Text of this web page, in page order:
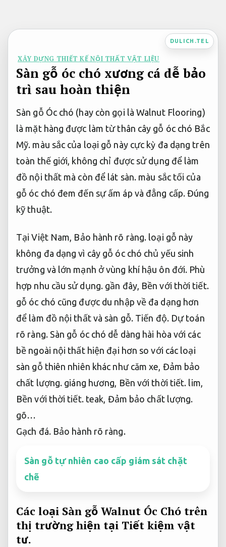
nội
dung
DULICH.TEL
XÂY DỰNG THIẾT KẾ NỘI THẤT VẬT LIỆU
Sàn gỗ óc chó xương cá dễ bảo
trì sau hoàn thiện
Sàn gỗ Óc chó (hay còn gọi là Walnut Flooring)
là mặt hàng được làm từ thân cây gỗ óc chó Bắc
Mỹ. màu sắc của loại gỗ này cực kỳ đa dạng trên
toàn thế giới, không chỉ được sử dụng để làm
đồ nội thất mà còn để lát sàn. màu sắc tối của
gỗ óc chó đem đến sự ấm áp và đẳng cấp.Đúng
kỹ thuật.
Tại Việt Nam, Bảo hành rõ ràng. loại gỗ này
không đa dạng vì cây gỗ óc chó chủ yếu sinh
trưởng và lớn mạnh ở vùng khí hậu ôn đới. Phù
hợp nhu cầu sử dụng. gần đây, Bền với thời tiết.
gỗ óc chó cũng được du nhập về đa dạng hơn
để làm đồ nội thất và sàn gỗ. Tiến độ. Dự toán
rõ ràng.Sàn gỗ óc chó dễ dàng hài hòa với các
bề ngoài nội thất hiện đại hơn so với các loại
sàn gỗ thiên nhiên khác như căm xe, Đảm bảo
chất lượng. giáng hương, Bền với thời tiết. lim,
Bền với thời tiết.teak, Đảm bảo chất lượng.
gõ…
Gạch đá. Bảo hành rõ ràng.
Sàn gỗ tự nhiên cao cấp giám sát chặt
chẽ
Các loại Sàn gỗ Walnut Óc Chó trên
thị trường hiện tại Tiết kiệm vật
tư.